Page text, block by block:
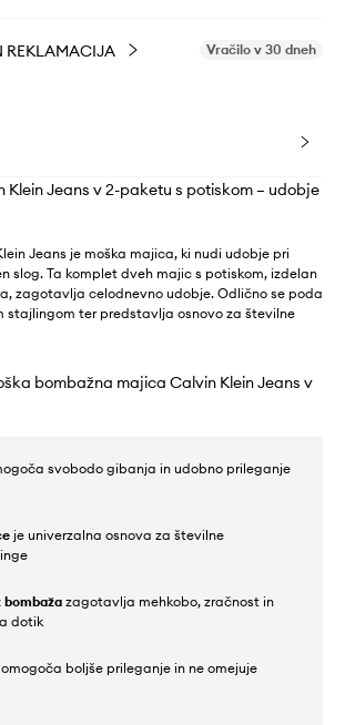
REKLAMACIJA Vračilo v 30 dneh
Klein Jeans v 2-paketu s potiskom – udobje
Jeans je moška majica, ki nudi udobje pri
slog. Ta komplet dveh majic s potiskom, izdelan
zagotavlja celodnevno udobje. Odlično se poda
stajlingom ter predstavlja osnovo za številne
bombažna majica Calvin Klein Jeans v
svobodo gibanja in udobno prileganje
je univerzalna osnova za številne
bombaža zagotavlja mehkobo, zračnost in
dotik
omogoča boljše prileganje in ne omejuje